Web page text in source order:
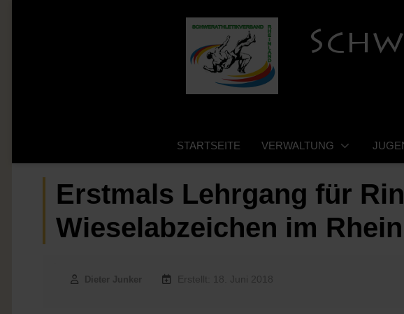
STARTSEITE VERWALTUNG
Erstmals Lehrgang für
Wieselabzeichen im
Dieter Junker Erstellt: 18. Juni 2018